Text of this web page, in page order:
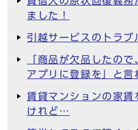
ました！
引越サービスのトラブ
「商品が欠品したの
アプリに登録を」と言
賃貸マンションの家賃
けれど…